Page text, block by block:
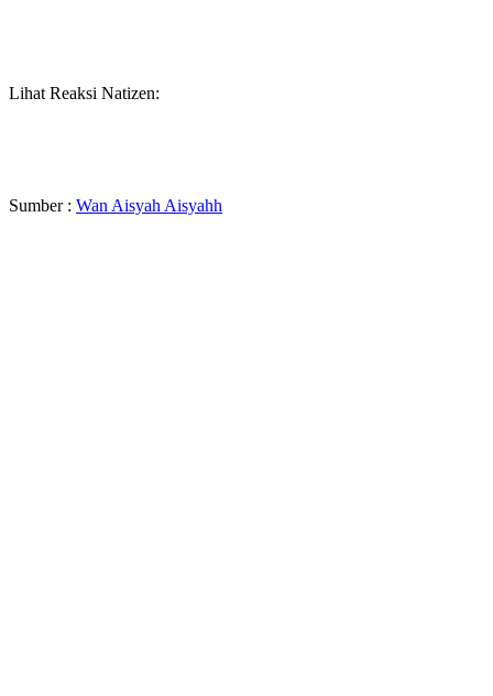
Lihat Reaksi Natizen:
Sumber : Wan Aisyah Aisyahh